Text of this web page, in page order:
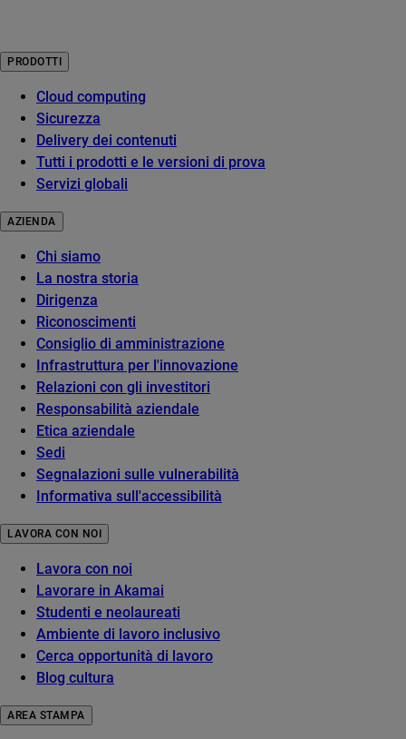
PRODOTTI
Cloud computing
Sicurezza
Delivery dei contenuti
Tutti i prodotti e le versioni di prova
Servizi globali
AZIENDA
Chi siamo
La nostra storia
Dirigenza
Riconoscimenti
Consiglio di amministrazione
Infrastruttura per l'innovazione
Relazioni con gli investitori
Responsabilità aziendale
Etica aziendale
Sedi
Segnalazioni sulle vulnerabilità
Informativa sull'accessibilità
LAVORA CON NOI
Lavora con noi
Lavorare in Akamai
Studenti e neolaureati
Ambiente di lavoro inclusivo
Cerca opportunità di lavoro
Blog cultura
AREA STAMPA